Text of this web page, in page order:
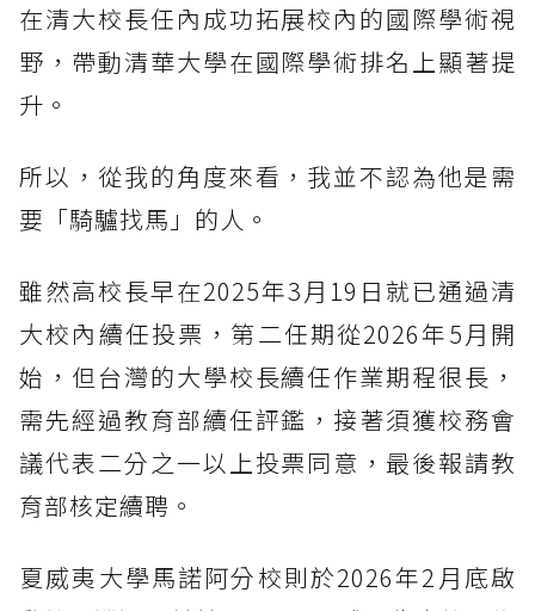
在清大校長任內成功拓展校內的國際學術視
野，帶動清華大學在國際學術排名上顯著提
升。
所以，從我的角度來看，我並不認為他是需
要「騎驢找馬」的人。
雖然高校長早在2025年3月19日就已通過清
大校內續任投票，第二任期從2026年5月開
始，但台灣的大學校長續任作業期程很長，
需先經過教育部續任評鑑，接著須獲校務會
議代表二分之一以上投票同意，最後報請教
育部核定續聘。
夏威夷大學馬諾阿分校則於2026年2月底啟